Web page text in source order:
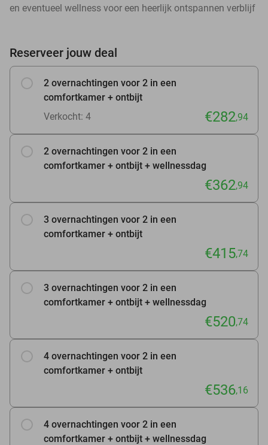
en eventueel wellness voor een heerlijk ontspannen verblijf
Reserveer jouw deal
2 overnachtingen voor 2 in een
comfortkamer + ontbijt
Verkocht: 4
€282,94
2 overnachtingen voor 2 in een
comfortkamer + ontbijt + wellnessdag
€362,94
3 overnachtingen voor 2 in een
comfortkamer + ontbijt
€415,74
3 overnachtingen voor 2 in een
comfortkamer + ontbijt + wellnessdag
€520,74
4 overnachtingen voor 2 in een
comfortkamer + ontbijt
€536,16
4 overnachtingen voor 2 in een
comfortkamer + ontbijt + wellnessdag